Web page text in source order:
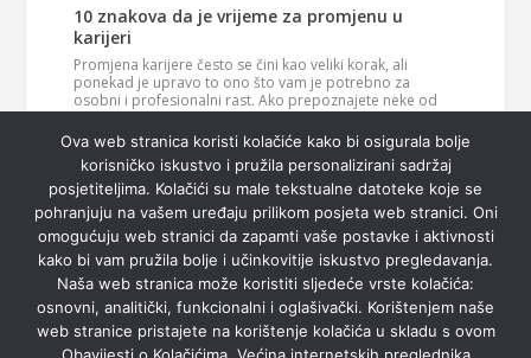
10 znakova da je vrijeme za promjenu u
karijeri
Promjena karijere često se čini kao veliki korak, ali
ponekad je upravo to ono što vam je potrebno za
osobni i profesionalni rast. Ako prepoznajete neke od
ovih znakova, možda je vrijeme da razmislite o novom
smjeru u svom životu. 1. Vaš posao više vas…Pročitaj
više
Ova web stranica koristi kolačiće kako bi osigurala bolje
korisničko iskustvo i pružila personalizirani sadržaj
posjetiteljima. Kolačići su male tekstualne datoteke koje se
pohranjuju na vašem uređaju prilikom posjeta web stranici. Oni
omogućuju web stranici da zapamti vaše postavke i aktivnosti
kako bi vam pružila bolje i učinkovitije iskustvo pregledavanja.
Naša web stranica može koristiti sljedeće vrste kolačića:
osnovni, analitički, funkcionalni i oglašivački. Korištenjem naše
web stranice pristajete na korištenje kolačića u skladu s ovom